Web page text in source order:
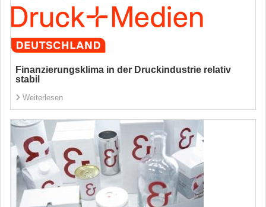
Finanzierungsklima in der Druckindustrie relativ
stabil
Weiterlesen